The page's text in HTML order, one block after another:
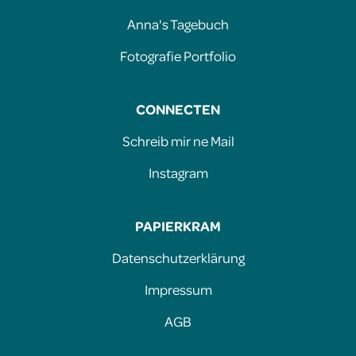
Anna's Tagebuch
Fotografie Portfolio
CONNECTEN
Schreib mir ne Mail
Instagram
PAPIERKRAM
Datenschutzerklärung
Impressum
AGB